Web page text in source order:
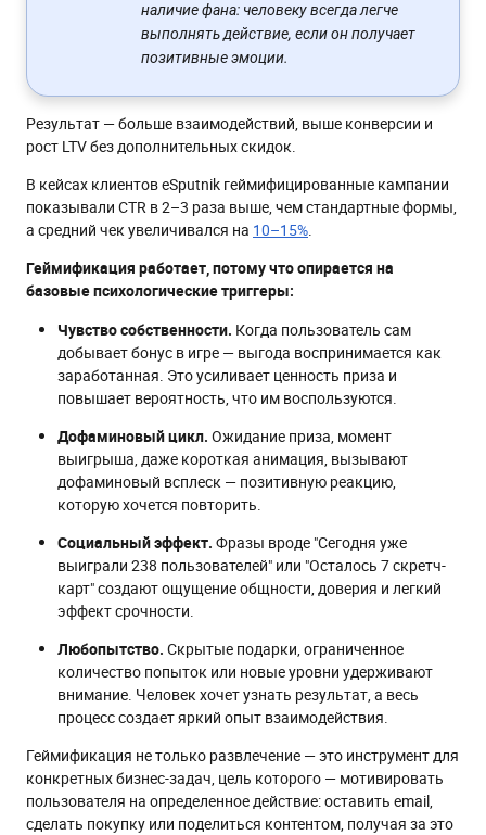
наличие фана: человеку всегда легче
выполнять действие, если он получает
позитивные эмоции.
Результат — больше взаимодействий, выше конверсии и
рост LTV без дополнительных скидок.
В кейсах клиентов eSputnik геймифицированные кампании
показывали CTR в 2–3 раза выше, чем стандартные формы,
а средний чек увеличивался на 10–15%.
Геймификация работает, потому что опирается на
базовые психологические триггеры:
Чувство собственности. Когда пользователь сам
добывает бонус в игре — выгода воспринимается как
заработанная. Это усиливает ценность приза и
повышает вероятность, что им воспользуются.
Дофаминовый цикл. Ожидание приза, момент
выигрыша, даже короткая анимация, вызывают
дофаминовый всплеск — позитивную реакцию,
которую хочется повторить.
Социальный эффект. Фразы вроде "Сегодня уже
выиграли 238 пользователей" или "Осталось 7 скретч-
карт" создают ощущение общности, доверия и легкий
эффект срочности.
Любопытство. Скрытые подарки, ограниченное
количество попыток или новые уровни удерживают
внимание. Человек хочет узнать результат, а весь
процесс создает яркий опыт взаимодействия.
Геймификация не только развлечение — это инструмент для
конкретных бизнес-задач, цель которого — мотивировать
пользователя на определенное действие: оставить email,
сделать покупку или поделиться контентом, получая за это